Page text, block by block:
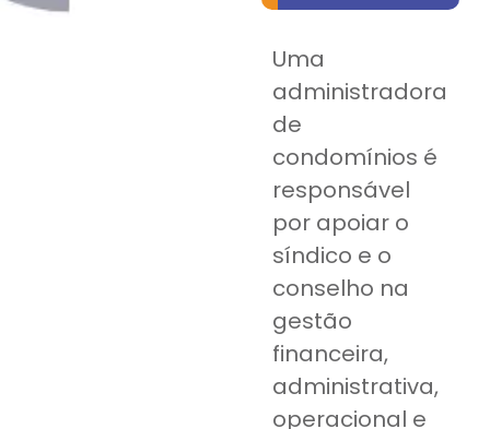
Uma
administradora
de
condomínios é
responsável
por apoiar o
síndico e o
conselho na
gestão
financeira,
administrativa,
operacional e